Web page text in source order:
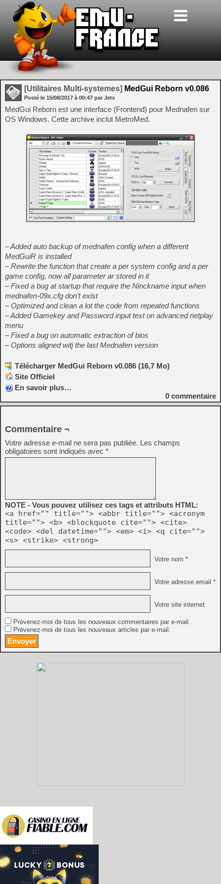
[Utilitaires Multi-systemes] MedGui Reborn v0.086
Posté le 15/08/2017 à 00:47 par Jets
MedGui Reborn est une interface (Frontend) pour Mednafen sur
OS Windows. Cette archive inclut MetroMed.
– Added auto backup of mednafen config when a different
MedGuiR is installed
– Rewrite the function that create a per system config and a per
game config, now all parameter ar stored in it
– Fixed a bug at startup that require the Ninckname input when
mednafen-09x.cfg don’t exist
– Optimized and clean a lot the code from repeated functions
– Added Gamekey and Password input text on advanced netplay
menu
– Fixed a bug on automatic extraction of bios
– Options aligned witj the last Mednafen version
Télécharger MedGui Reborn v0.086 (16,7 Mo)
Site Officiel
En savoir plus…
0 commentaire
Commentaire ¬
Votre adresse e-mail ne sera pas publiée. Les champs
obligatoires sont indiqués avec *
NOTE - Vous pouvez utilisez ces tags et attributs HTML:
<a href="" title=""> <abbr title=""> <acronym
title=""> <b> <blockquote cite=""> <cite>
<code> <del datetime=""> <em> <i> <q cite="">
<s> <strike> <strong>
Votre nom *
Votre adresse email *
Votre site internet
Prévenez-moi de tous les nouveaux commentaires par e-mail.
Prévenez-moi de tous les nouveaux articles par e-mail.